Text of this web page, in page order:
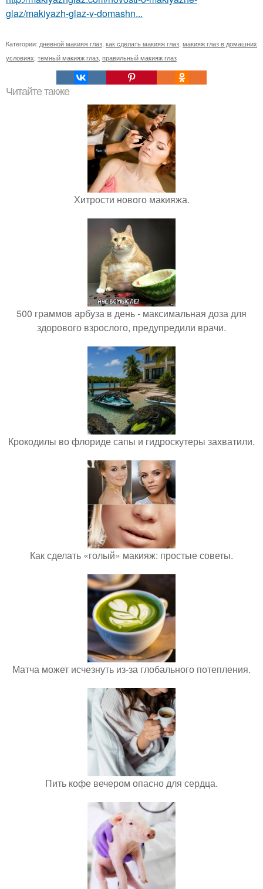
glaz/makiyazh-glaz-v-domashn...
Категории: дневной макияж глаз как сделать макияж глаз макияж глаз в домашних
условиях темный макияж глаз правильный макияж глаз
Читайте также
Хитрости нового макияжа.
500 граммов арбуза в день - максимальная доза для
здорового взрослого, предупредили врачи.
Крокодилы во флориде сапы и гидроскутеры захватили.
Как сделать «голый» макияж: простые советы.
Матча может исчезнуть из-за глобального потепления.
Пить кофе вечером опасно для сердца.